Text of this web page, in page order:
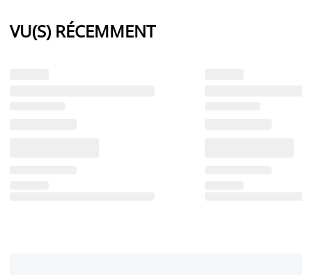
VU(S) RÉCEMMENT